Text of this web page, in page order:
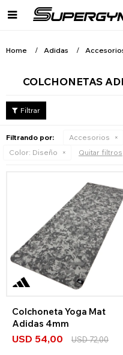

Home Adidas
COLCHONETAS
Filtrando por: Accesorios
Color: Diseño Quitar filtros
Colchoneta Yoga Mat
Adidas 4mm
USD 54,00 USD72,00